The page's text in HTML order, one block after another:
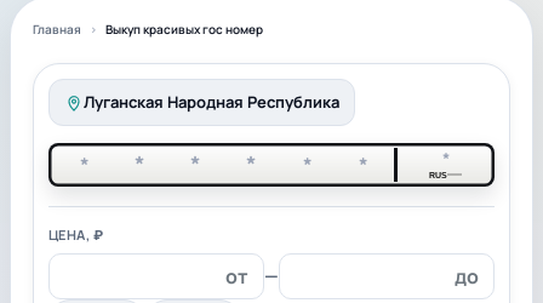
Главная Выкуп красивых гос номер
Луганская Народная Республика
* * * * * * *
RUS
ЦЕНА, ₽
—